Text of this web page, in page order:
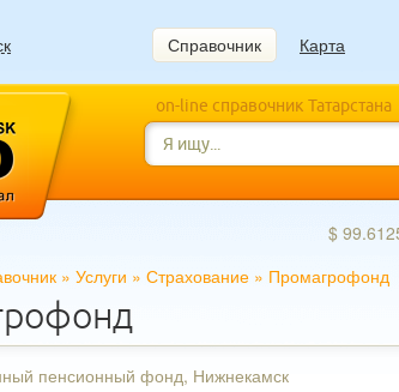
Справочник Карта
on-line справочник Татарстана
$
» Услуги » Страхование » Промагрофонд
пенсионный фонд, Нижнекамск